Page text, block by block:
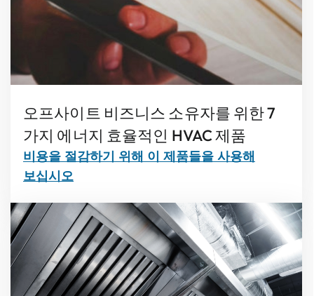
오프사이트 비즈니스 소유자를 위한 7
가지 에너지 효율적인 HVAC 제품
비용을 절감하기 위해 이 제품들을 사용해
보십시오